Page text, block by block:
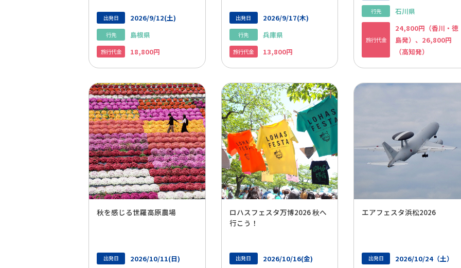
出発日 2026/9/12(土)
行先 島根県
旅行代金 18,800円
出発日 2026/9/17(木)
行先 兵庫県
旅行代金 13,800円
行先 石川県
旅行代金
24,800円（香川・徳
島発）、26,800円
（高知発）
秋を感じる世羅高原農場
出発日 2026/10/11(日)
ロハスフェスタ万博2026 秋へ
行こう！
出発日 2026/10/16(金)
エアフェスタ浜松2026
出発日 2026/10/24（土）